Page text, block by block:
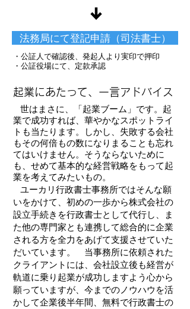
法務局にて登記申請（司法書士）
・公証人で確認後、発起人より実印で押印
・公証役場にて、定款承認
世はまさに、「起業ブーム」です。起
業で成功すれば、華やかなスポットライ
トも当たります。しかし、失敗する会社
もその何倍もの数になりまることも忘れ
てはいけません。そうならないために
も、せめて基本的な経営戦略をもって起
業を考えてみたいもの。
ユーカリ行政書士事務所ではそんな願
いをかけて、初めの一歩から株式会社の
設立手続きを行政書士として代行し、ま
た他の専門家とも連携して総合的に企業
される方を全力をあげて支援させていた
だいています。 当事務所に依頼された
クライアントには、会社設立後も経営が
軌道に乗り起業が成功しますよう心から
願っていますが、今までのノウハウを活
かして企業後半年間、無料で行政書士の
起業にあたって、一言アドバイス